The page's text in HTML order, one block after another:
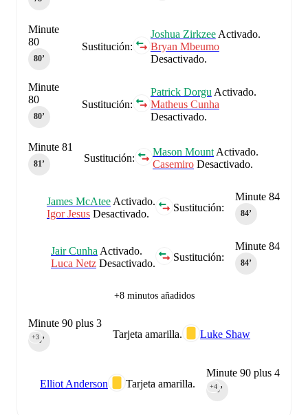
Sustitución:
Joshua ZirkzeeActivado.
Bryan Mbeumo
Desactivado.
Minute
80
80‎’‎
Sustitución:
Patrick Dorgu Activado.
Matheus Cunha
Desactivado.
Minute
80
80‎’‎
Sustitución:
Mason Mount Activado.
Casemiro Desactivado.
Minute 81
81‎’‎
Minute 84
84‎’‎
Sustitución:
James McAtee Activado.
Igor Jesus Desactivado.
Minute 84
84‎’‎
Sustitución:
Jair Cunha Activado.
Luca Netz Desactivado.
+8 minutos añadidos
Tarjeta amarilla. Luke Shaw
Minute 90 plus 3
90‎’‎
+3
Minute 90 plus 4
90‎’‎
+4
Tarjeta amarilla.
Elliot Anderson